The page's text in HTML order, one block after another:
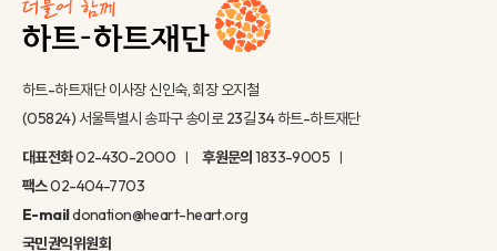
하트-하트재단 이사장 신인숙, 회장 오지철
(05824) 서울특별시 송파구 송이로 23길 34 하트-하트재단
대표전화02-430-2000 후원문의1833-9005
팩스02-404-7703
E-maildonation@heart-heart.org
국민권익위원회